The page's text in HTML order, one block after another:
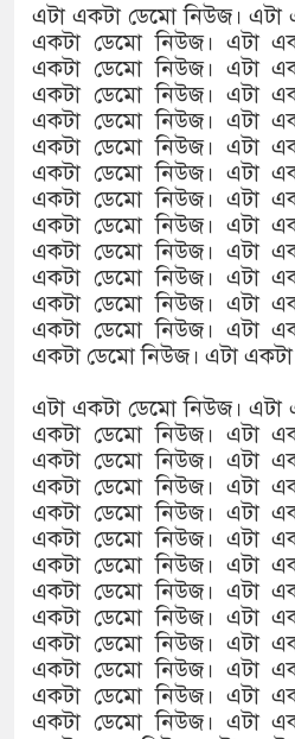
এটা একটা ডেমো নিউজ। এটা
একটা ডেমো নিউজ। এটা
একটা ডেমো নিউজ। এটা
একটা ডেমো নিউজ। এটা
একটা ডেমো নিউজ। এটা
একটা ডেমো নিউজ। এটা
একটা ডেমো নিউজ। এটা
একটা ডেমো নিউজ। এটা
একটা ডেমো নিউজ। এটা
একটা ডেমো নিউজ। এটা
একটা ডেমো নিউজ। এটা
একটা ডেমো নিউজ। এটা
একটা ডেমো নিউজ। এটা
একটা ডেমো নিউজ। এটা
এটা একটা ডেমো নিউজ। এটা
একটা ডেমো নিউজ। এটা
একটা ডেমো নিউজ। এটা
একটা ডেমো নিউজ। এটা
একটা ডেমো নিউজ। এটা
একটা ডেমো নিউজ। এটা
একটা ডেমো নিউজ। এটা
একটা ডেমো নিউজ। এটা
একটা ডেমো নিউজ। এটা
একটা ডেমো নিউজ। এটা
একটা ডেমো নিউজ। এটা
একটা ডেমো নিউজ। এটা
একটা ডেমো নিউজ। এটা